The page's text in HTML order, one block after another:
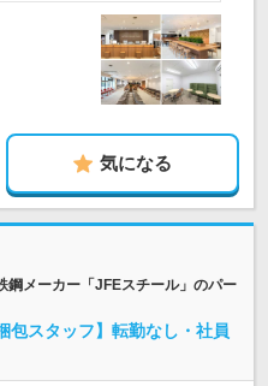
気になる
鋼メーカー「JFEスチール」のパー
スタッフ】転勤なし・社員